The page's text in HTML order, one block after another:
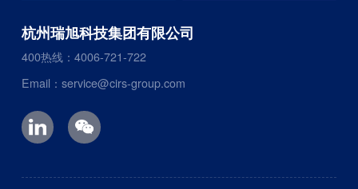
杭州瑞旭科技集团有限公司
400热线：4006-721-722
Email：service@cirs-group.com